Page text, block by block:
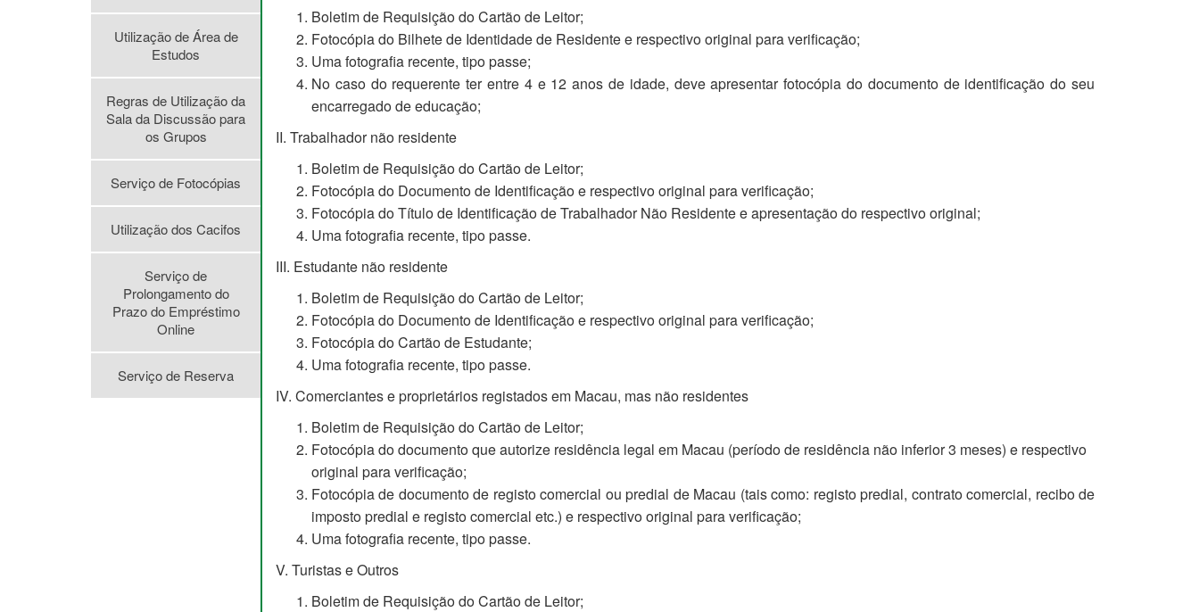
Utilização de Área de
Estudos
Regras de Utilização da
Sala da Discussão para
os Grupos
Serviço de Fotocópias
Utilização dos Cacifos
Serviço de
Prolongamento do
Prazo do Empréstimo
Online
Serviço de Reserva
Boletim de Requisição do Cartão de Leitor;
Fotocópia do Bilhete de Identidade de Residente e respectivo original para verificação;
Uma fotografia recente, tipo passe;
No caso do requerente ter entre 4 e 12 anos de idade, deve apresentar fotocópia do documento de identificação do seu
encarregado de educação;
II. Trabalhador não residente
Boletim de Requisição do Cartão de Leitor;
Fotocópia do Documento de Identificação e respectivo original para verificação;
Fotocópia do Título de Identificação de Trabalhador Não Residente e apresentação do respectivo original;
Uma fotografia recente, tipo passe.
III. Estudante não residente
Boletim de Requisição do Cartão de Leitor;
Fotocópia do Documento de Identificação e respectivo original para verificação;
Fotocópia do Cartão de Estudante;
Uma fotografia recente, tipo passe.
IV. Comerciantes e proprietários registados em Macau, mas não residentes
Boletim de Requisição do Cartão de Leitor;
Fotocópia do documento que autorize residência legal em Macau (período de residência não inferior 3 meses) e respectivo
original para verificação;
Fotocópia de documento de registo comercial ou predial de Macau (tais como: registo predial, contrato comercial, recibo de
imposto predial e registo comercial etc.) e respectivo original para verificação;
Uma fotografia recente, tipo passe.
V. Turistas e Outros
Boletim de Requisição do Cartão de Leitor;